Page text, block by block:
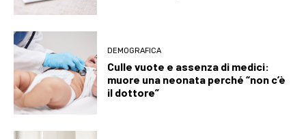
DEMOGRAFICA
Culle vuote e assenza di medici:
muore una neonata perché “non c’è
il dottore”